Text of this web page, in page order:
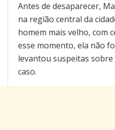
Antes de desaparecer,
na região central da
homem mais velho, com
esse momento, ela não
levantou suspeitas
caso.